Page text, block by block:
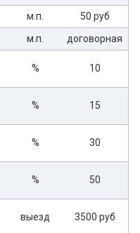
м.п.
50 руб
м.п.
договорная
% 10
% 15
% 30
% 50
выезд 3500 руб